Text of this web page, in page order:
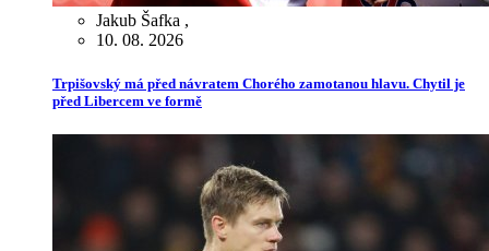
Jakub Šafka ,
10. 08. 2026
Trpišovský má před návratem Chorého zamotanou hlavu. Chytil je
před Libercem ve formě